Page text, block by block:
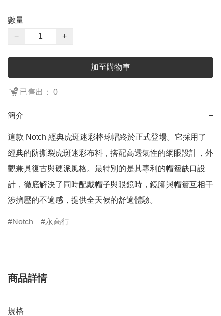
數量
−
+
加至購物車
已售出： 0
簡介 −
這款 Notch 經典虎斑迷彩棒球帽終於正式登場。它採用了
經典的防撕裂虎斑迷彩布料，搭配高透氣性的網眼設計，外
觀兼具復古與硬派風格。最特別的是其專利的帽簷缺口設
計，徹底解決了同時配戴帽子與眼鏡時，鏡腳與帽簷互相干
涉擠壓的不適感，提供全天候的舒適體驗。
Notch 永高行
商品詳情
規格